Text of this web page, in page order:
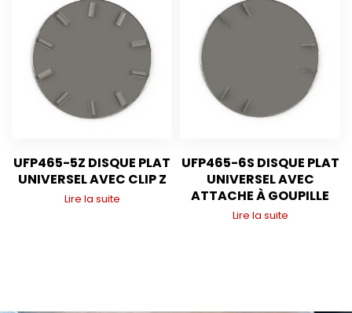
UFP465-5Z DISQUE PLAT
UNIVERSEL AVEC CLIP Z
Lire la suite
UFP465-6S DISQUE PLAT
UNIVERSEL AVEC
ATTACHE À GOUPILLE
Lire la suite